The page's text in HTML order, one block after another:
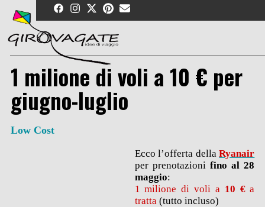
content
1 milione di voli a 10 € per
giugno-luglio
Low Cost
Ecco l’offerta dellaRyanair
per prenotazionifino al 28
maggio:
1 milione di voli a 10 €a
tratta(tutto incluso)